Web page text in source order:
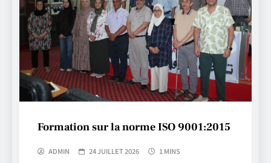
Formation sur la norme ISO 9001:2015
ADMIN 24 JUILLET 2026 1 MINS